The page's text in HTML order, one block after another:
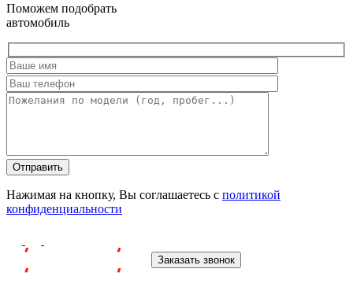
Поможем подобрать
автомобиль
Оставьте
это
Нажимая на кнопку, Вы соглашаетесь с политикой
конфиденциальности
Заказать звонок